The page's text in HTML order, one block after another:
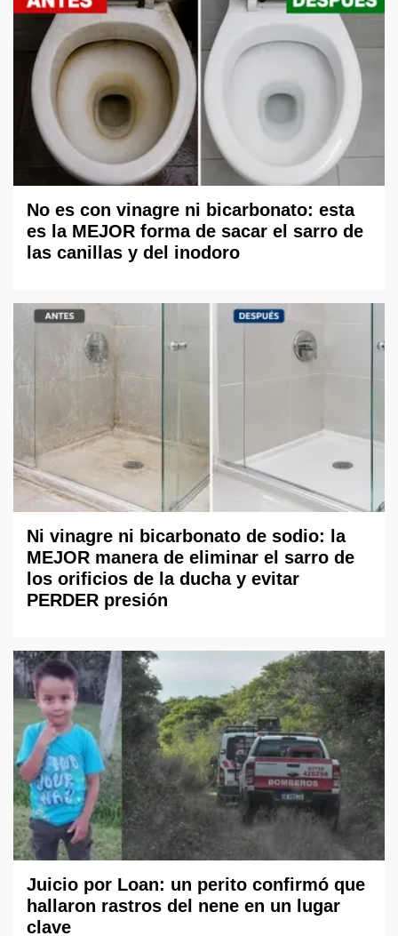
No es con vinagre ni bicarbonato: esta
es la MEJOR forma de sacar el sarro de
las canillas y del inodoro
Ni vinagre ni bicarbonato de sodio: la
MEJOR manera de eliminar el sarro de
los orificios de la ducha y evitar
PERDER presión
Juicio por Loan: un perito confirmó que
hallaron rastros del nene en un lugar
clave